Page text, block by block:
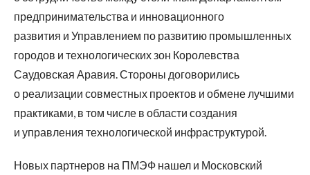
предпринимательства и инновационного
развития и Управлением по развитию промышленных
городов и технологических зон Королевства
Саудовская Аравия. Стороны договорились
о реализации совместных проектов и обмене лучшими
практиками, в том числе в области создания
и управления технологической инфраструктурой.
Новых партнеров на ПМЭФ нашел и Московский